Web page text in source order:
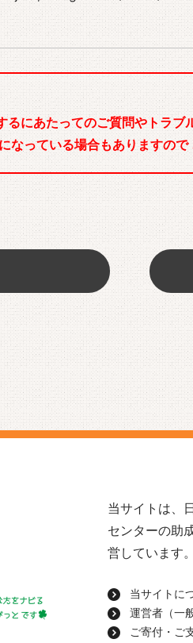
にあたってのご質問やトラブ
っている場合もありますの
当サイトは、
センターの助
営しています。
当サイトに
運営者（一
ご寄付・ご